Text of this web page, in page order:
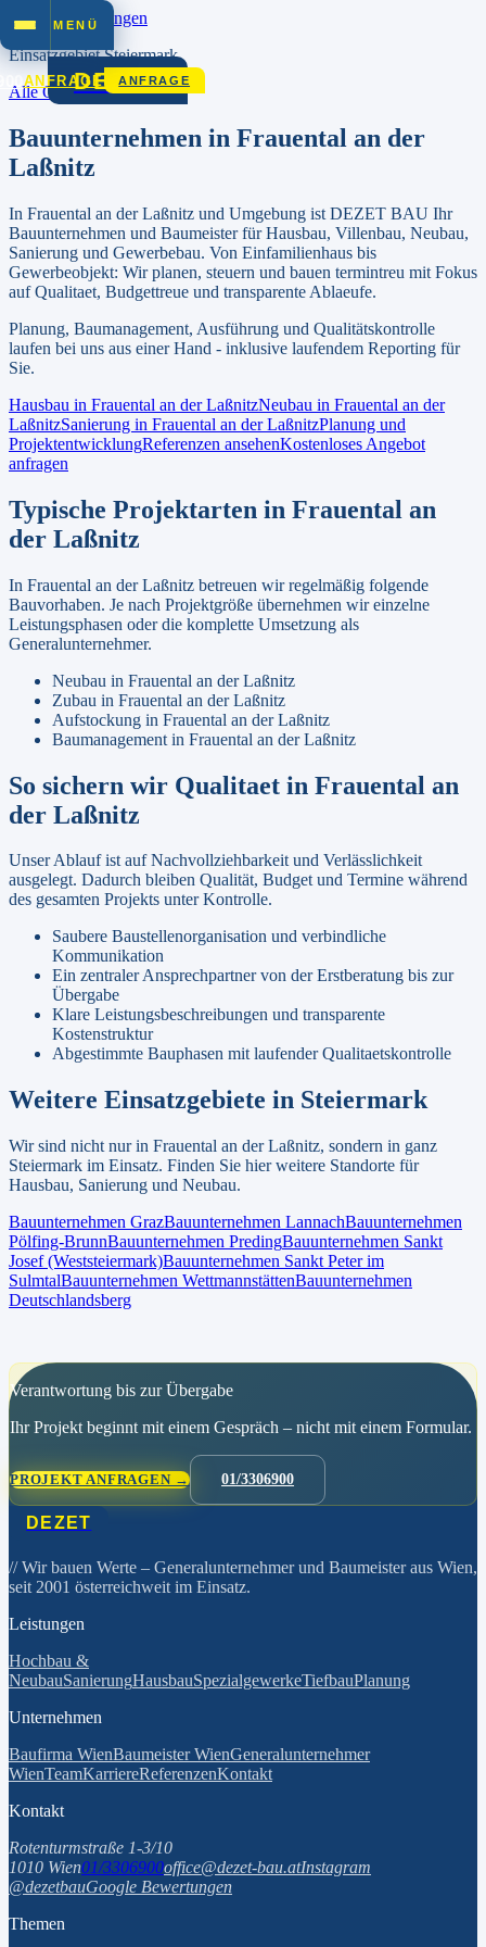
Zum Inhalt springen
MENÜ
DEZET
ANFRAGE ANFRAGE
EinsatzgebietSteiermark
Alle Orte inSteiermark
Bauunternehmen in Frauental an der
Laßnitz
In Frauental an der Laßnitz und Umgebung ist DEZET BAU Ihr
Bauunternehmen und Baumeister für Hausbau, Villenbau, Neubau,
Sanierung und Gewerbebau. Von Einfamilienhaus bis
Gewerbeobjekt: Wir planen, steuern und bauen termintreu mit Fokus
auf Qualitaet, Budgettreue und transparente Ablaeufe.
Planung, Baumanagement, Ausführung und Qualitätskontrolle
laufen bei uns aus einer Hand - inklusive laufendem Reporting für
Sie.
Hausbau in Frauental an der LaßnitzNeubau in Frauental an der
LaßnitzSanierung in Frauental an der LaßnitzPlanung und
ProjektentwicklungReferenzen ansehenKostenloses Angebot
anfragen
Typische Projektarten in Frauental an
der Laßnitz
In Frauental an der Laßnitz betreuen wir regelmäßig folgende
Bauvorhaben. Je nach Projektgröße übernehmen wir einzelne
Leistungsphasen oder die komplette Umsetzung als
Generalunternehmer.
Neubau in Frauental an der Laßnitz
Zubau in Frauental an der Laßnitz
Aufstockung in Frauental an der Laßnitz
Baumanagement in Frauental an der Laßnitz
So sichern wir Qualitaet in Frauental an
der Laßnitz
Unser Ablauf ist auf Nachvollziehbarkeit und Verlässlichkeit
ausgelegt. Dadurch bleiben Qualität, Budget und Termine während
des gesamten Projekts unter Kontrolle.
Saubere Baustellenorganisation und verbindliche
Kommunikation
Ein zentraler Ansprechpartner von der Erstberatung bis zur
Übergabe
Klare Leistungsbeschreibungen und transparente
Kostenstruktur
Abgestimmte Bauphasen mit laufender Qualitaetskontrolle
Weitere Einsatzgebiete in Steiermark
Wir sind nicht nur in Frauental an der Laßnitz, sondern in ganz
Steiermark im Einsatz. Finden Sie hier weitere Standorte für
Hausbau, Sanierung und Neubau.
Bauunternehmen GrazBauunternehmen LannachBauunternehmen
Pölfing-BrunnBauunternehmen PredingBauunternehmen Sankt
Josef (Weststeiermark)Bauunternehmen Sankt Peter im
SulmtalBauunternehmen WettmannstättenBauunternehmen
Deutschlandsberg
Verantwortung bis zur Übergabe
Ihr Projekt beginnt mit einem Gespräch – nicht mit einem Formular.
PROJEKT ANFRAGEN → 01/3306900
DEZET
// Wir bauen Werte – Generalunternehmer und Baumeister aus Wien,
seit 2001 österreichweit im Einsatz.
Leistungen
Hochbau &
NeubauSanierungHausbauSpezialgewerkeTiefbauPlanung
Unternehmen
Baufirma WienBaumeister WienGeneralunternehmer
WienTeamKarriereReferenzenKontakt
Kontakt
Rotenturmstraße 1-3/10
1010 Wien01/3306900office@dezet-bau.atInstagram
@dezetbauGoogle Bewertungen
Themen